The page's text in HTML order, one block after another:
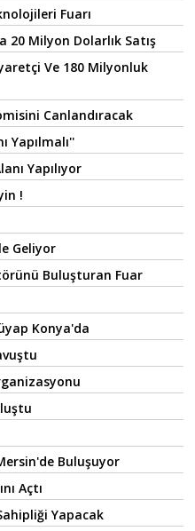
Fuarı
20 Milyon Dolarlık Satış
Ve 180 Milyonluk
Canlandıracak
Yapılmalı''
Yapılıyor
!
Geliyor
Buluşturan Fuar
Konya'da
Buluşuyor
Açtı
Yapacak